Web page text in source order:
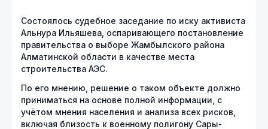
Состоялось судебное заседание по иску активиста
Альнура Ильяшева, оспаривающего постановление
правительства о выборе Жамбылского района
Алматинской области в качестве места
строительства АЭС.
По его мнению, решение о таком объекте должно
приниматься на основе полной информации, с
учётом мнения населения и анализа всех рисков,
включая близость к военному полигону Сары-